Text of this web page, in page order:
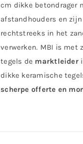
cm dikke betondrager
afstandhouders en
rechtstreeks in het
verwerken. MBI is met
tegels de marktleider
dikke keramische
scherpe offerte en